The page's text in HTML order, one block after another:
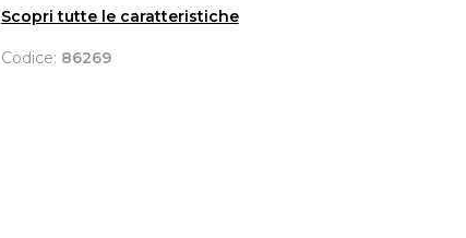
Scopri tutte le caratteristiche
Codice: 86269